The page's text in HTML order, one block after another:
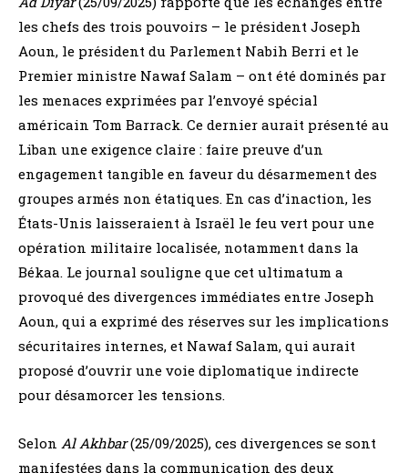
les chefs des trois pouvoirs – le président Joseph
Aoun, le président du Parlement Nabih Berri et le
Premier ministre Nawaf Salam – ont été dominés par
les menaces exprimées par l’envoyé spécial
américain Tom Barrack. Ce dernier aurait présenté au
Liban une exigence claire : faire preuve d’un
engagement tangible en faveur du désarmement des
groupes armés non étatiques. En cas d’inaction, les
États-Unis laisseraient à Israël le feu vert pour une
opération militaire localisée, notamment dans la
Békaa. Le journal souligne que cet ultimatum a
provoqué des divergences immédiates entre Joseph
Aoun, qui a exprimé des réserves sur les implications
sécuritaires internes, et Nawaf Salam, qui aurait
proposé d’ouvrir une voie diplomatique indirecte
pour désamorcer les tensions.
Selon Al Akhbar(25/09/2025), ces divergences se sont
manifestées dans la communication des deux